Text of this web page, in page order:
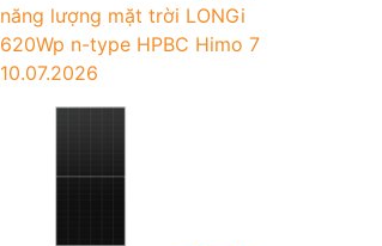
năng lượng mặt trời LONGi
620Wp n-type HPBC Himo 7
10.07.2026